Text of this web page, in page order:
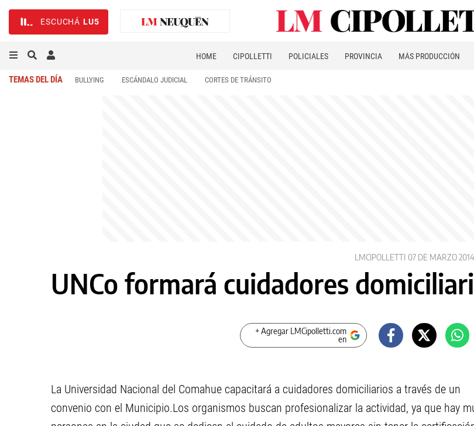
ESCUCHÁ LU5
HOME CIPOLLETTI POLICIALES PROVINCIA MÁS PRODUCCIÓN
TEMAS DEL DÍA BULLYING ESCÁNDALO JUDICIAL CORTES DE TRÁNSITO
LMCIPOLLETTI 07 DE MARZO
UNCo formará cuidadores
+ Agregar LMCipolletti.com
en
La Universidad Nacional del Comahue capacitará a cuidadores domiciliarios a través de un
convenio con el Municipio.Los organismos buscan profesionalizar la actividad, ya que hay